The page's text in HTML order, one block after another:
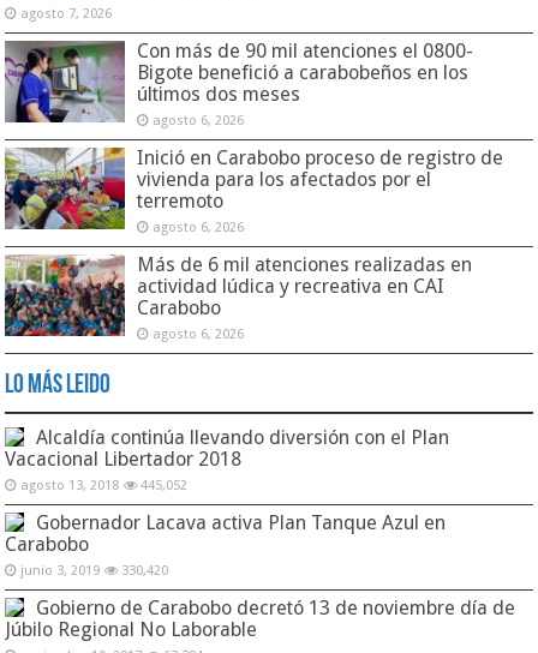
agosto 7, 2026
Con más de 90 mil atenciones el 0800-
Bigote benefició a carabobeños en los
últimos dos meses
agosto 6, 2026
Inició en Carabobo proceso de registro de
vivienda para los afectados por el
terremoto
agosto 6, 2026
Más de 6 mil atenciones realizadas en
actividad lúdica y recreativa en CAI
Carabobo
agosto 6, 2026
Lo Más Leido
Alcaldía continúa llevando diversión con el Plan
Vacacional Libertador 2018
agosto 13, 2018 445,052
Gobernador Lacava activa Plan Tanque Azul en
Carabobo
junio 3, 2019 330,420
Gobierno de Carabobo decretó 13 de noviembre día de
Júbilo Regional No Laborable